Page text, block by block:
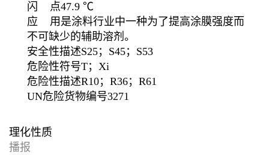
闪 点47.9 ℃
应 用 是涂料行业中一种为了提高涂膜强度而
不可缺少的辅助溶剂。
安全性描述S25；S45；S53
危险性符号T；Xi
危险性描述R10；R36；R61
UN危险货物编号3271
理化性质
播报